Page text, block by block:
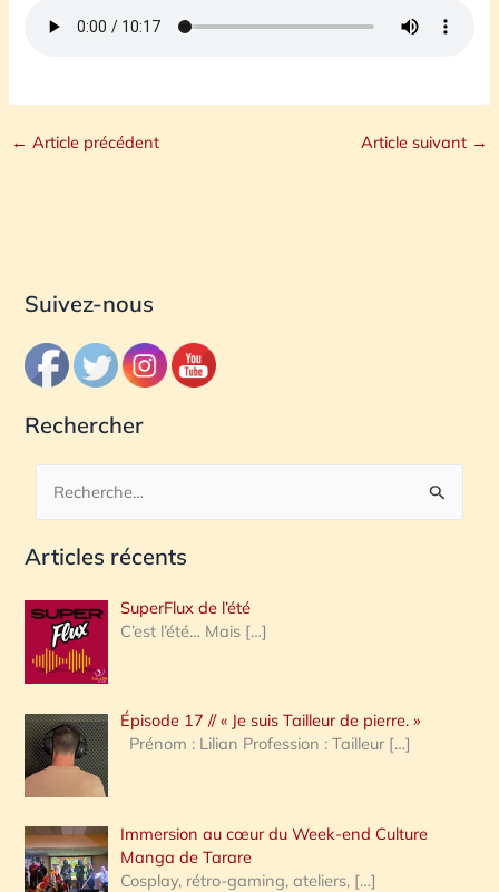
← Article précédent Article suivant →
Suivez-nous
Rechercher
c
e
r
c
h
e
:
Articles récents
SuperFlux de l’été
C’est l’été… Mais […]
Épisode 17 // « Je suis Tailleur de pierre. »
Prénom : Lilian Profession : Tailleur […]
Immersion au cœur du Week-end Culture
Manga de Tarare
Cosplay, rétro-gaming, ateliers, […]